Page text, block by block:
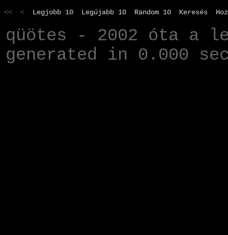
<< < Legjobb 10 Legújabb 10 Random 10 Keresés
qüötes - 2002 óta a
generated in 0.000